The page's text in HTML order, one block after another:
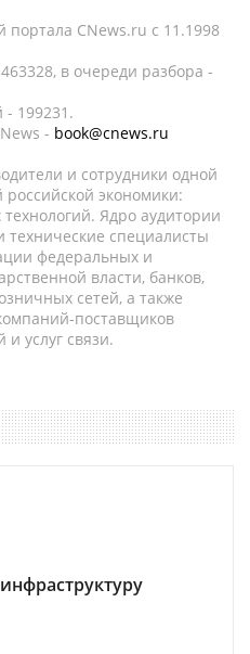
CNews.ru c 11.1998
в очереди разбора -
- 199231.
- book@cnews.ru
и сотрудники одной
экономики:
Ядро аудитории
специалисты
федеральных и
власти, банков,
сетей, а также
поставщиков
услуг связи.